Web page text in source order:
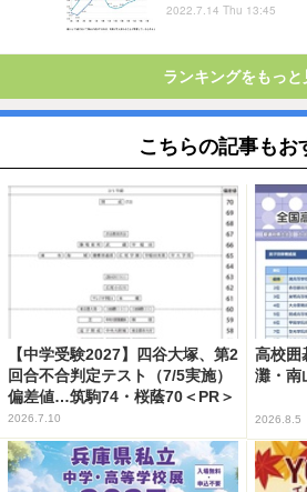
2022.7.14 Thu 13:45
ランキングをもっと
こちらの記事もお
【中学受験2027】四谷大塚、第2
回合不合判定テスト（7/5実施）
偏差値…筑駒74・桜蔭70＜PR＞
2026.7.10
高校囲
灘・南
2026.8.5